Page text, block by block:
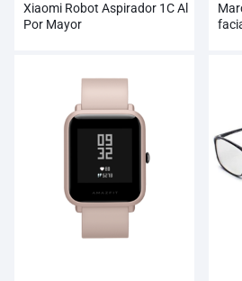
Xiaomi Robot Aspirador 1C Al
Por Mayor